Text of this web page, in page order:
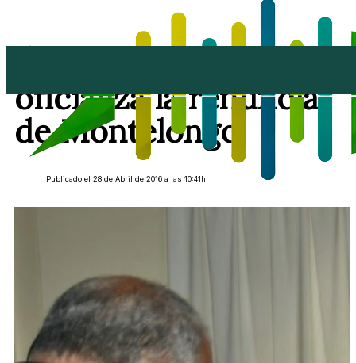
oficializa la renuncia
de Montelongo
Publicado el 28 de Abril de 2016 a las 10:41h